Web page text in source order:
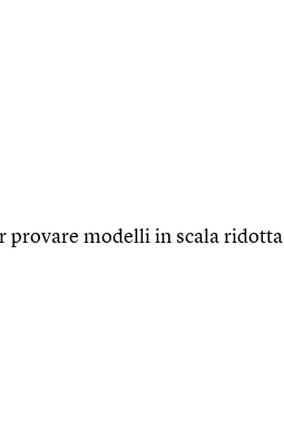
provare modelli in scala ridotta